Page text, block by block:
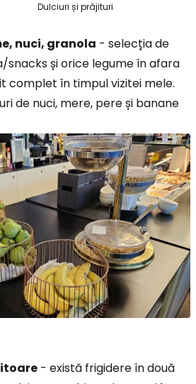
Dulciuri și prăjituri
nuci, granola - selecția de
snacks și orice legume în afara
complet în timpul vizitei mele.
de nuci, mere, pere și banane
- există frigidere în două